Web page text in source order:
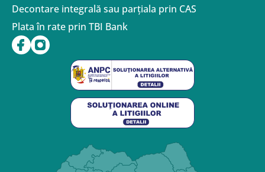
Decontare integrală sau parțiala prin CAS
Plata în rate prin TBI Bank